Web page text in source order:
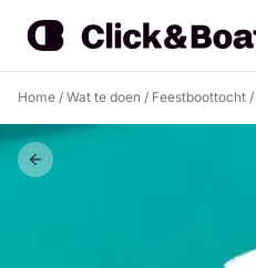
Home / Wat te doen / Feestboottocht /